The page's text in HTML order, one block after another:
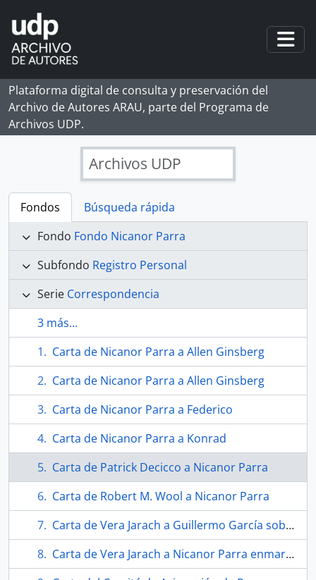
Skip to main content
Plataforma digital de consulta y preservación del
Archivo de Autores ARAU, parte del Programa de
Archivos UDP.
Archivos UDP
Fondos
Búsqueda rápida
Fondo Fondo Nicanor Parra
Subfondo Registro Personal
Serie Correspondencia
3 más...
Carta de Nicanor Parra a Allen Ginsberg
Carta de Nicanor Parra a Allen Ginsberg
Carta de Nicanor Parra a Federico
Carta de Nicanor Parra a Konrad
Carta de Patrick Decicco a Nicanor Parra
Carta de Robert M. Wool a Nicanor Parra
Carta de Vera Jarach a Guillermo García sobre correspondencia con Nicanor Parra
Carta de Vera Jarach a Nicanor Parra enmarcada en acrílico